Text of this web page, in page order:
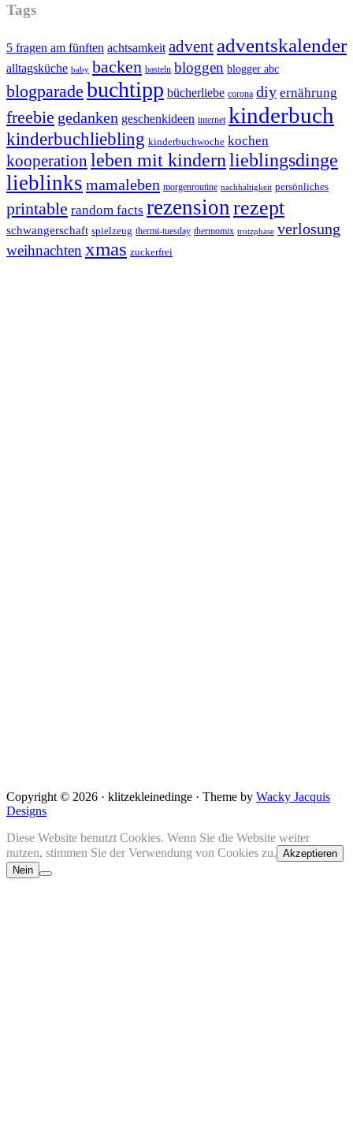
Tags
5 fragen am fünften achtsamkeit advent adventskalender
alltagsküche baby backen basteln bloggen blogger abc
blogparade buchtipp bücherliebe corona diy ernährung
freebie gedanken geschenkideen internet kinderbuch
kinderbuchliebling kinderbuchwoche kochen
kooperation leben mit kindernlieblingsdinge
lieblinks mamaleben morgenroutine nachhaltigkeit persönliches
printable random facts rezension rezept
schwangerschaft spielzeug thermi-tuesday thermomix trotzphase verlosung
weihnachten xmas zuckerfrei
Copyright © 2026 · klitzekleinedinge · Theme by Wacky Jacquis
Designs
Diese Website benutzt Cookies. Wenn Sie die Website weiter
nutzen, stimmen Sie der Verwendung von Cookies zu. Akzeptieren
Nein